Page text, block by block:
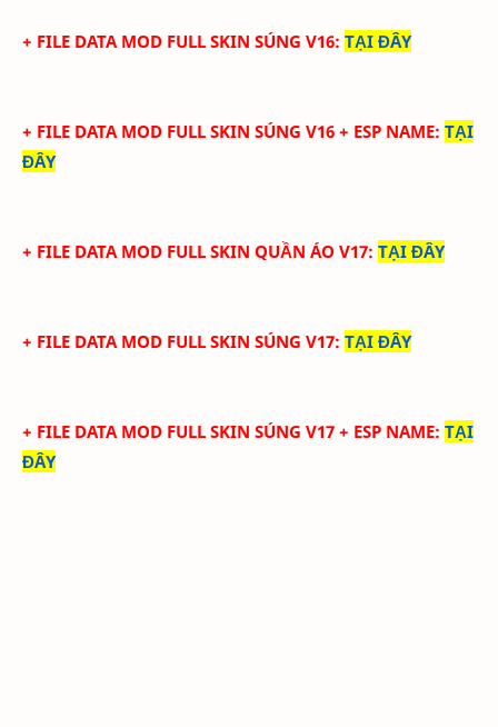
+ FILE DATA MOD FULL SKIN SÚNG V16: TẠI ĐÂY
+ FILE DATA MOD FULL SKIN SÚNG V16 + ESP NAME: TẠI
ĐÂY
+ FILE DATA MOD FULL SKIN QUẦN ÁO V17: TẠI ĐÂY
+ FILE DATA MOD FULL SKIN SÚNG V17: TẠI ĐÂY
+ FILE DATA MOD FULL SKIN SÚNG V17 + ESP NAME: TẠI
ĐÂY